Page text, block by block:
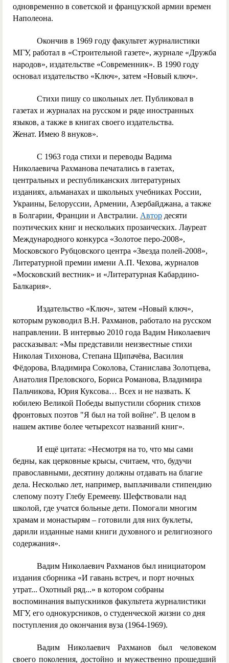
одновременно в советской и французской армии времен
Наполеона.
Окончив в 1969 году факультет журналистики
МГУ, работал в «Строительной газете», журнале «Дружба
народов», издательстве «Современник». В 1990 году
основал издательство «Ключ», затем «Новый ключ».
Стихи пишу со школьных лет. Публиковал в
газетах и журналах на русском и ряде иностранных
языков, а также в книгах своего издательства.
Женат. Имею 8 внуков».
С 1963 года стихи и переводы Вадима
Николаевича Рахманова печатались в газетах,
центральных и республиканских литературных
изданиях, альманахах и школьных учебниках России,
Украины, Белоруссии, Армении, Азербайджана, а также
в Болгарии, Франции и Австралии. Автор десяти
поэтических книг и нескольких прозаических. Лауреат
Международного конкурса «Золотое перо-2008»,
Московского Рубцовского центра «Звезда полей-2008»,
Литературной премии имени А.П. Чехова, журналов
«Московский вестник» и «Литературная Кабардино-
Балкария».
Издательство «Ключ», затем «Новый ключ»,
которым руководил В.Н. Рахманов, работало на русском
направлении. В интервью 2010 года Вадим Николаевич
рассказывал: «Мы представили неизвестные стихи
Николая Тихонова, Степана Щипачёва, Василия
Фёдорова, Владимира Соколова, Станислава Золотцева,
Анатолия Преловского, Бориса Романова, Владимира
Пальчикова, Юрия Куксова… Всех и не назвать. К
юбилею Великой Победы выпустили сборник стихов
фронтовых поэтов "Я был на той войне". В целом в
нашем активе более четырехсот названий книг».
И ещё цитата: «Несмотря на то, что мы сами
бедны, как церковные крысы, считаем, что, будучи
православными, десятину должны отдавать на благие
дела. Несколько лет, например, выплачивали стипендию
слепому поэту Глебу Еремееву. Шефствовали над
школой, где учатся больные дети. Помогали многим
храмам и монастырям – готовили для них буклеты,
дарили изданные нами книги духовного и религиозного
содержания».
Вадим Николаевич Рахманов был инициатором
издания сборника «И гавань встреч, и порт ночных
утрат... Охотный ряд...» в котором собраны
воспоминания выпускников факультета журналистики
МГУ, его однокурсников, о студенческой жизни со дня
поступления до окончания вуза (1964-1969).
Вадим Николаевич Рахманов был человеком
своего поколения, достойно и мужественно прошедший